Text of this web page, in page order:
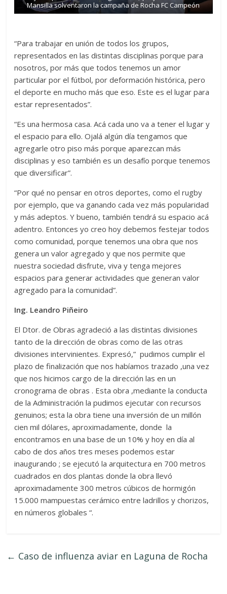
Mansilla solventaron la campaña de Rocha FC Campeón
“Para trabajar en unión de todos los grupos,
representados en las distintas disciplinas porque para
nosotros, por más que todos tenemos un amor
particular por el fútbol, por deformación histórica, pero
el deporte en mucho más que eso. Este es el lugar para
estar representados”.
“Es una hermosa casa. Acá cada uno va a tener el lugar y
el espacio para ello. Ojalá algún día tengamos que
agregarle otro piso más porque aparezcan más
disciplinas y eso también es un desafío porque tenemos
que diversificar”.
“Por qué no pensar en otros deportes, como el rugby
por ejemplo, que va ganando cada vez más popularidad
y más adeptos. Y bueno, también tendrá su espacio acá
adentro. Entonces yo creo hoy debemos festejar todos
como comunidad, porque tenemos una obra que nos
genera un valor agregado y que nos permite que
nuestra sociedad disfrute, viva y tenga mejores
espacios para generar actividades que generan valor
agregado para la comunidad”.
Ing. Leandro Piñeiro
El Dtor. de Obras agradeció a las distintas divisiones
tanto de la dirección de obras como de las otras
divisiones intervinientes. Expresó,” pudimos cumplir el
plazo de finalización que nos habíamos trazado ,una vez
que nos hicimos cargo de la dirección las en un
cronograma de obras . Esta obra ,mediante la conducta
de la Administración la pudimos ejecutar con recursos
genuinos; esta la obra tiene una inversión de un millón
cien mil dólares, aproximadamente, donde la
encontramos en una base de un 10% y hoy en día al
cabo de dos años tres meses podemos estar
inaugurando ; se ejecutó la arquitectura en 700 metros
cuadrados en dos plantas donde la obra llevó
aproximadamente 300 metros cúbicos de hormigón
15.000 mampuestas cerámico entre ladrillos y chorizos,
en números globales “.
← Caso de influenza aviar en Laguna de Rocha